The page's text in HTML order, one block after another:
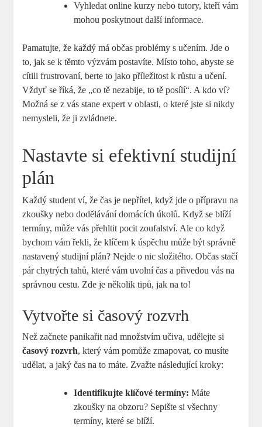
Vyhledat online kurzy nebo tutory, kteří vám
mohou poskytnout další informace.
Pamatujte, že každý má občas problémy s učením. Jde o
to, jak se k těmto výzvám postavíte. Místo toho, abyste se
cítili frustrovaní, berte to jako příležitost k růstu a učení.
Vždyť se říká, že „co tě nezabije, to tě posílí“. A kdo ví?
Možná se z vás stane expert v oblasti, o které jste si nikdy
nemysleli, že ji zvládnete.
Nastavte si efektivní studijní
plán
Každý student ví, že čas je nepřítel, když jde o přípravu na
zkoušky nebo dodělávání domácích úkolů. Když se blíží
termíny, může vás přehltit pocit zoufalství. Ale co když
bychom vám řekli, že klíčem k úspěchu může být správně
nastavený studijní plán? Nejde o nic složitého. Občas stačí
pár chytrých tahů, které vám uvolní čas a přivedou vás na
správnou cestu. Zde je několik tipů, jak na to!
Vytvořte si časový rozvrh
Než začnete panikařit nad množstvím učiva, udělejte si
časový rozvrh, který vám pomůže zmapovat, co musíte
udělat, a jaký čas na to máte. Zvažte následující kroky:
Identifikujte klíčové termíny: Máte
zkoušky na obzoru? Sepište si všechny
termíny, které se blíží.